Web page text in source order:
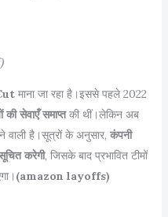
माना जा रहा है।इससे पहले 2022
की सेवाएँ समाप्तकी थीं।लेकिन अब
वाली है।सूत्रों के अनुसार, कंपनी
करेगी, जिसके बाद प्रभावित टीमों
(amazon layoffs)